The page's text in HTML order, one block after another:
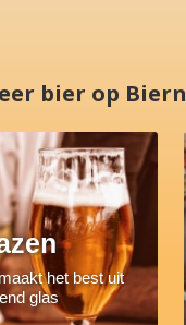
bier op
het best uit
glas